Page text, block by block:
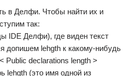
в Делфи. Чтобы найти их и
так:
IDE Делфи), где виден текст
допишем lehgth к какому-нибудь
Public declarations length >
lehgth (это имя одной из